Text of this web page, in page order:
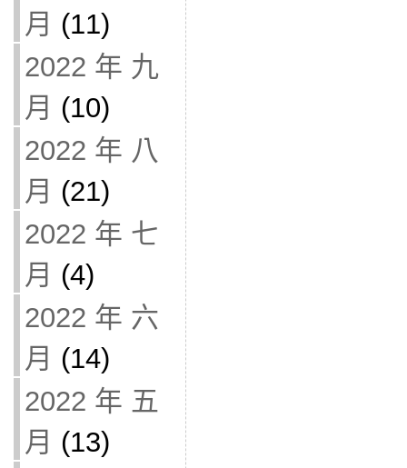
月 (11)
2022 年 九
月 (10)
2022 年 八
月 (21)
2022 年 七
月 (4)
2022 年 六
月 (14)
2022 年 五
月 (13)